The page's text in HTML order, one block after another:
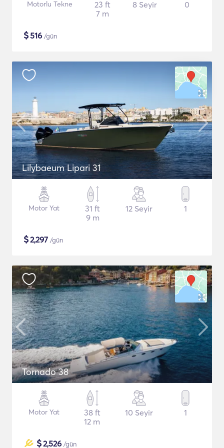
Motorlu Tekne
23 ft
7 m
8 Seyir 0
$516 /gün
Lilybaeum Lipari 31
Motor Yat
31 ft
9 m
12 Seyir 1
$2,297 /gün
Tornado 38
Motor Yat
38 ft
12 m
10 Seyir 1
$2,526 /gün